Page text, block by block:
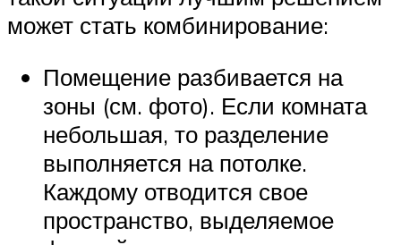
может стать комбинирование:
Помещение разбивается на
зоны (см. фото). Если комната
небольшая, то разделение
выполняется на потолке.
Каждому отводится свое
пространство, выделяемое